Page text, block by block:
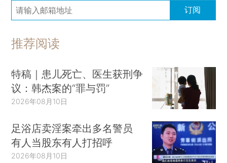
订阅
推荐阅读
特稿｜患儿死亡、医生获刑争
议：韩杰案的“罪与罚”
2026年08月10日
足浴店卖淫案牵出多名警员
有人当股东有人打招呼
2026年08月10日